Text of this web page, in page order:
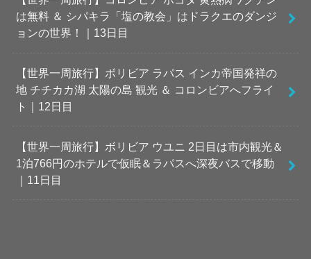
は無料 ＆ シパキラ「塩の教会」はドラクエのダンジ
ョンの世界！｜13日目
【世界一周旅行】ボリビア ラパス インカ帝国発祥の
地 チチカカ湖 太陽の島 観光 ＆ コロンビアへフライ
ト｜12日目
【世界一周旅行】ボリビア ウユニ 2日目は市内観光＆
1泊766円のホテルで仮眠＆ラパスへ深夜バスで移動
｜11日目